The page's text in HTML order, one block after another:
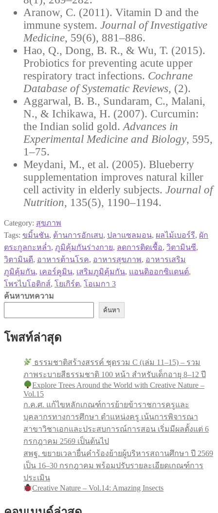
Aranow, C. (2011). Vitamin D and the
immune system. Journal of Investigative
Medicine, 59(6), 881–886.
Hao, Q., Dong, B. R., & Wu, T. (2015).
Probiotics for preventing acute upper
respiratory tract infections. Cochrane
Database of Systematic Reviews, (2).
Aggarwal, B. B., Sundaram, C., Malani,
N., & Ichikawa, H. (2007). Curcumin:
the Indian solid gold. Advances in
Experimental Medicine and Biology, 595,
1–75.
Meydani, M., et al. (2005). Blueberry
supplementation improves natural killer
cell activity in elderly subjects. Journal of
Nutrition, 135(5), 1190–1194.
Category: สุขภาพ
Tags: ขมิ้นชัน, ต้านการอักเสบ, ปลาแซลมอน, ผลไม้เบอร์รี, ผัก
ตระกูลกะหล่ำ, ภูมิคุ้มกันร่างกาย, ลดการติดเชื้อ, วิตามินซี,
วิตามินดี, อาหารต้านโรค, อาหารสุขภาพ, อาหารเสริม
ภูมิคุ้มกัน, เคอร์คูมิน, เสริมภูมิคุ้มกัน, แอนติออกซิแดนต์,
โพรไบโอติกส์, โยเกิร์ต, โอเมกา 3
ค้นหาบทความ
ค้นหา
โพสท์ล่าสุด
ธรรมชาติสร้างสรรค์ ชุดรวม C (เล่ม 11–15) – รวม
ภาพระบายสีธรรมชาติ 100 หน้า สำหรับเด็กอายุ 8–12 ปี
Explore Trees Around the World with Creative Nature –
Vol.15
ก.ค.ศ. แก้ไขหลักเกณฑ์การย้ายข้าราชการครูและ
บุคลากรทางการศึกษา ตำแหน่งครู เน้นการพิจารณา
สาขาวิชาเอกและประสบการณ์การสอน เริ่มมีผลตั้งแต่ 6
กรกฎาคม 2569 เป็นต้นไป
สพฐ. ขยายเวลายื่นคำร้องย้ายผู้บริหารสถานศึกษา ปี 2569
เป็น 16–30 กรกฎาคม พร้อมปรับรายละเอียดเกณฑ์การ
ประเมิน
Creative Nature – Vol.14: Amazing Insects